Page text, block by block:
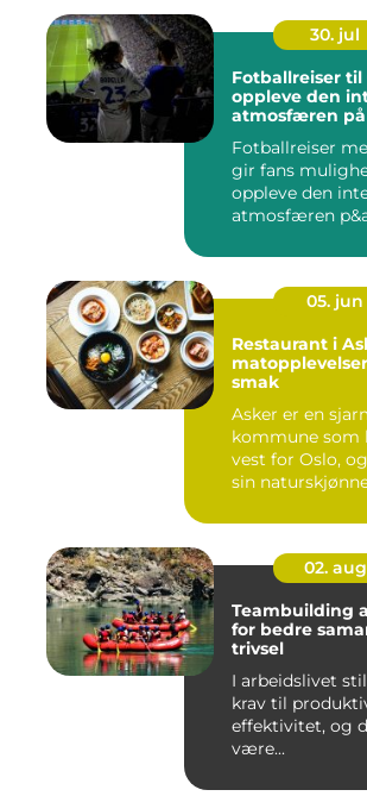
30. jul
Fotballreiser til
oppleve den
atmosfæren
Fotballreiser
gir fans
oppleve den
atmosfæren
05. jun
Restaurant i
smak
Asker er en
kommune som
vest for Oslo,
sin
02. aug
Teambuilding
for bedre
trivsel
I arbeidslivet
krav til
effektivitet, og
være...